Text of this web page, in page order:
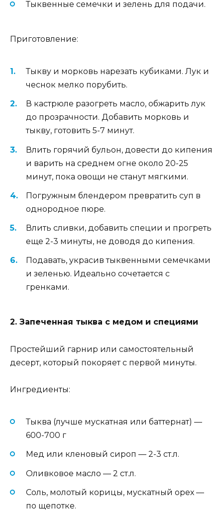
Тыквенные семечки и зелень для подачи.
Приготовление:
Тыкву и морковь нарезать кубиками. Лук и
чеснок мелко порубить.
В кастрюле разогреть масло, обжарить лук
до прозрачности. Добавить морковь и
тыкву, готовить 5-7 минут.
Влить горячий бульон, довести до кипения
и варить на среднем огне около 20-25
минут, пока овощи не станут мягкими.
Погружным блендером превратить суп в
однородное пюре.
Влить сливки, добавить специи и прогреть
еще 2-3 минуты, не доводя до кипения.
Подавать, украсив тыквенными семечками
и зеленью. Идеально сочетается с
гренками.
2. Запеченная тыква с медом и специями
Простейший гарнир или самостоятельный
десерт, который покоряет с первой минуты.
Ингредиенты:
Тыква (лучше мускатная или баттернат) —
600-700 г
Мед или кленовый сироп — 2-3 ст.л.
Оливковое масло — 2 ст.л.
Соль, молотый корицы, мускатный орех —
по щепотке.